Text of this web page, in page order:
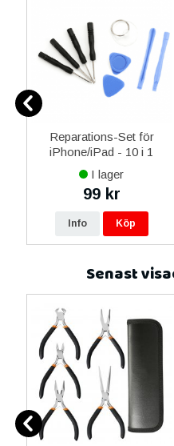
Reparations-Set för
iPhone/iPad - 10 i 1
I lager
99 kr
Info Köp
Senast